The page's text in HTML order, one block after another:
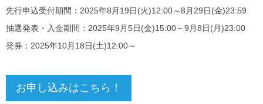
先行申込受付期間：2025年8月19日(火)12:00～8月29日(金)23:59
抽選発表・入金期間：2025年9月5日(金)15:00～9月8日(月)23:00
発券：2025年10月18日(土)12:00～
お申し込みはこちら！